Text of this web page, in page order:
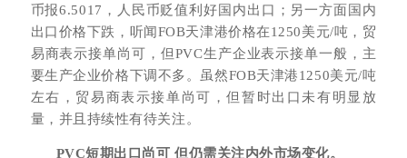
币报6.5017，人民币贬值利好国内出口；另一方面国内
出口价格下跌，听闻FOB天津港价格在1250美元/吨，贸
易商表示接单尚可，但PVC生产企业表示接单一般，主
要生产企业价格下调不多。虽然FOB天津港1250美元/吨
左右，贸易商表示接单尚可，但暂时出口未有明显放
量，并且持续性有待关注。
PVC短期出口尚可 但仍需关注内外市场变化。